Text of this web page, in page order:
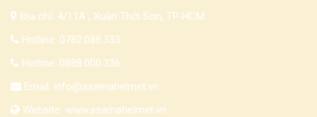
Địa chỉ: 4/11A , Xuân Thới Sơn, TP HCM
Hotline: 0782.088.333
Hotline: 0888.000.336
Email: info@asamahelmet.vn
Website: www.asamahelmet.vn